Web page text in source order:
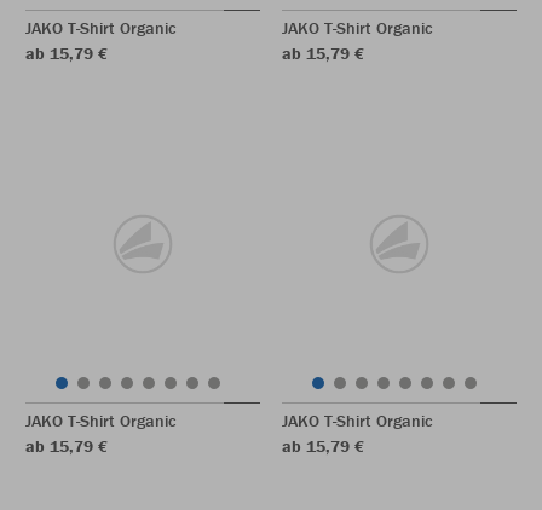
JAKO T-Shirt Organic
ab 15,79 €
JAKO T-Shirt Organic
ab 15,79 €
JAKO T-Shirt Organic
ab 15,79 €
JAKO T-Shirt Organic
ab 15,79 €